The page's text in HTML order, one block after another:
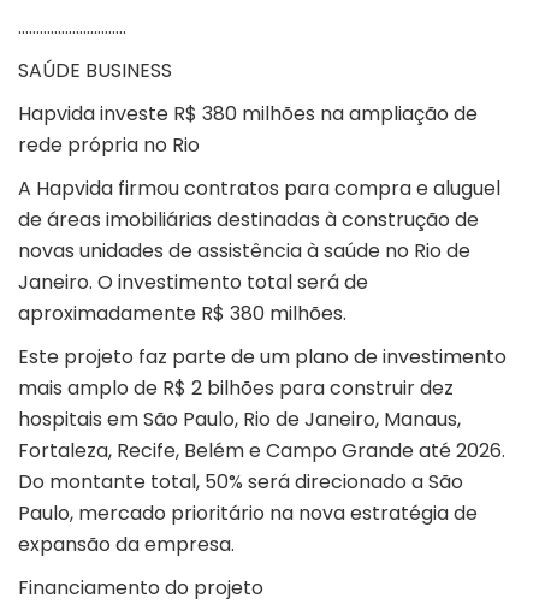
…………………………
SAÚDE BUSINESS
Hapvida investe R$ 380 milhões na ampliação de
rede própria no Rio
A Hapvida firmou contratos para compra e aluguel
de áreas imobiliárias destinadas à construção de
novas unidades de assistência à saúde no Rio de
Janeiro. O investimento total será de
aproximadamente R$ 380 milhões.
Este projeto faz parte de um plano de investimento
mais amplo de R$ 2 bilhões para construir dez
hospitais em São Paulo, Rio de Janeiro, Manaus,
Fortaleza, Recife, Belém e Campo Grande até 2026.
Do montante total, 50% será direcionado a São
Paulo, mercado prioritário na nova estratégia de
expansão da empresa.
Financiamento do projeto